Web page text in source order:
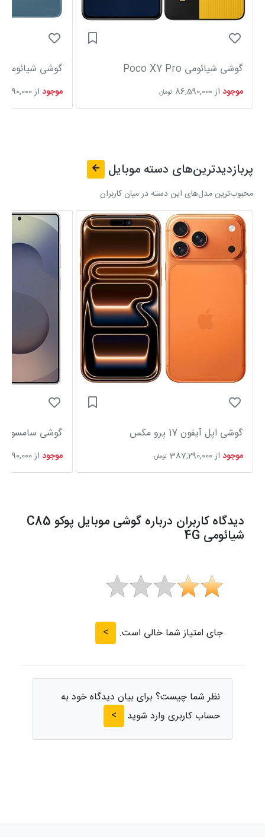
گوشی شیائومی Poco X7 Pro
موجود از86,590,000 تومان
گوشی شیائومی Redmi Note 14S
موجود از
پربازدیدترین‌های دسته موبایل
محبوب‌ترین مدل‌های این دسته در میان کاربران
گوشی اپل آیفون 17 پرو مکس
موجود از387,290,000 تومان
گوشی سامسونگ Galaxy S25 Ultra
موجود از
دیدگاه کاربران درباره گوشی موبایل پوکو C85
شیائومی 4G
جای امتیاز شما خالی است. >
نظر شما چیست؟ برای بیان دیدگاه خود به
حساب کاربری وارد شوید
>